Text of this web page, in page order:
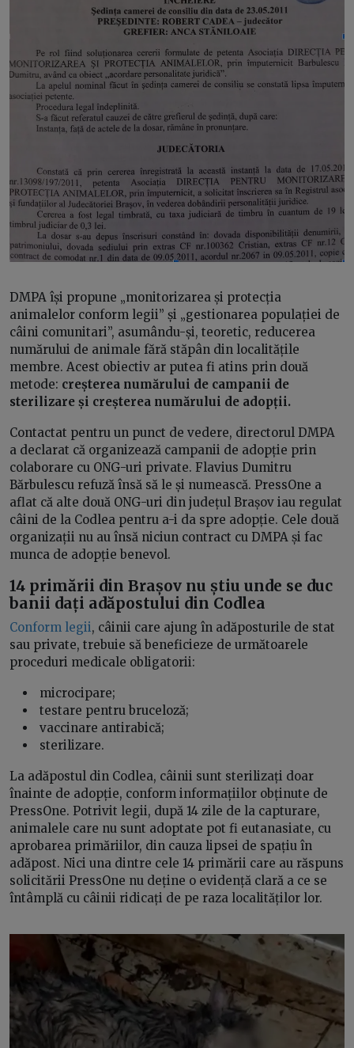
DMPA își propune „monitorizarea și protecția
animalelor conform legii” și „gestionarea populației de
câini comunitari”, asumându-și, teoretic, reducerea
numărului de animale fără stăpân din localitățile
membre. Acest obiectiv ar putea fi atins prin două
metode: creșterea numărului de campanii de
sterilizare și creșterea numărului de adopții.
Contactat pentru un punct de vedere, directorul DMPA
a declarat că organizează campanii de adopție prin
colaborare cu ONG-uri private. Flavius Dumitru
Bărbulescu refuză însă să le și numească. PressOne a
aflat că alte două ONG-uri din județul Brașov iau regulat
câini de la Codlea pentru a-i da spre adopție. Cele două
organizații nu au însă niciun contract cu DMPA și fac
munca de adopție benevol.
14 primării din Brașov nu știu unde se duc
banii dați adăpostului din Codlea
Conform legii, câinii care ajung în adăposturile de stat
sau private, trebuie să beneficieze de următoarele
proceduri medicale obligatorii:
microcipare;
testare pentru bruceloză;
vaccinare antirabică;
sterilizare.
La adăpostul din Codlea, câinii sunt sterilizați doar
înainte de adopție, conform informațiilor obținute de
PressOne. Potrivit legii, după 14 zile de la capturare,
animalele care nu sunt adoptate pot fi eutanasiate, cu
aprobarea primăriilor, din cauza lipsei de spațiu în
adăpost. Nici una dintre cele 14 primării care au răspuns
solicitării PressOne nu deține o evidență clară a ce se
întâmplă cu câinii ridicați de pe raza localităților lor.